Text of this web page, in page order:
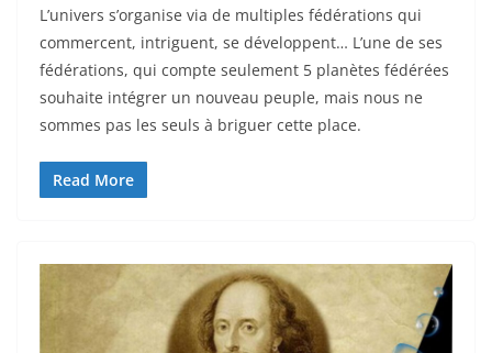
L’univers s’organise via de multiples fédérations qui
commercent, intriguent, se développent… L’une de ses
fédérations, qui compte seulement 5 planètes fédérées
souhaite intégrer un nouveau peuple, mais nous ne
sommes pas les seuls à briguer cette place.
Read More